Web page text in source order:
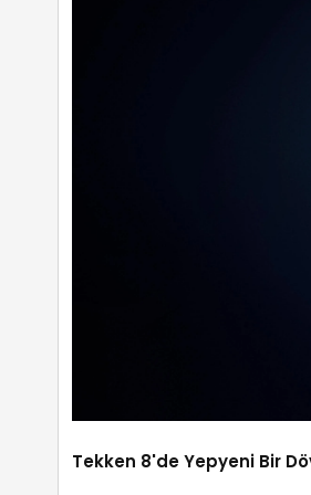
Tekken 8'de Yepyeni Bir